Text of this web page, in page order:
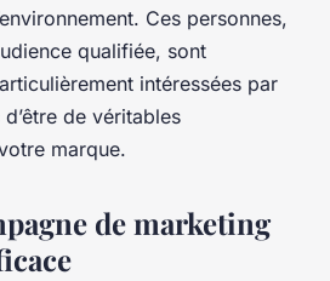
Ces personnes,
qualifiée, sont
intéressées par
de véritables
marque.
de marketing